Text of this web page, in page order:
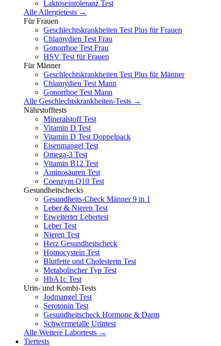
Laktoseintoleranz Test
Alle Allergietests →
Für Frauen
Geschlechtskrankheiten Test Plus für Frauen
Chlamydien Test Frau
Gonorrhoe Test Frau
HSV Test für Frauen
Für Männer
Geschlechtskrankheiten Test Plus für Männer
Chlamydien Test Mann
Gonorrhoe Test Mann
Alle Geschlechtskrankheiten-Tests →
Nährstofftests
Mineralstoff Test
Vitamin D Test
Vitamin D Test Doppelpack
Eisenmangel Test
Omega-3 Test
Vitamin B12 Test
Aminosäuren Test
Coenzym Q10 Test
Gesundheitschecks
Gesundheits-Check Männer 9 in 1
Leber & Nieren Test
Erweiterter Lebertest
Leber Test
Nieren Test
Herz Gesundheitscheck
Homocystein Test
Blutfette und Cholesterin Test
Metabolischer Typ Test
HbA1c Test
Urin- und Kombi-Tests
Jodmangel Test
Serotonin Test
Gesundheitscheck Hormone & Darm
Schwermetalle Urintest
Alle Weitere Labortests →
Tiertests